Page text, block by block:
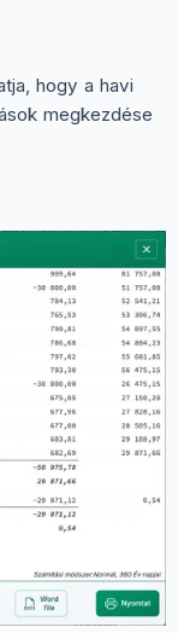
hogy a havi
megkezdése